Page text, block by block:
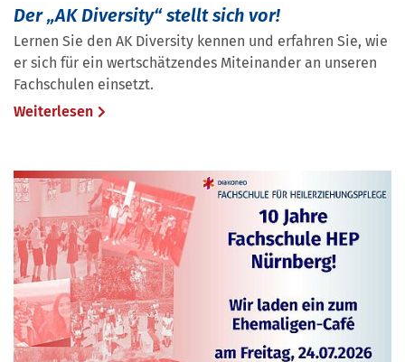
Der „AK Diversity“ stellt sich vor!
Lernen Sie den AK Diversity kennen und erfahren Sie, wie
er sich für ein wertschätzendes Miteinander an unseren
Fachschulen einsetzt.
Weiterlesen